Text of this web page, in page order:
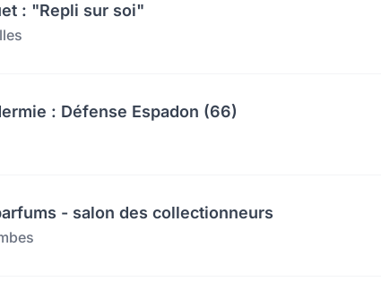
: "Repli sur soi"
: Défense Espadon (66)
- salon des collectionneurs